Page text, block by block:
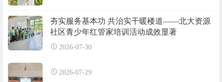
夯实服务基本功 共治实干暖楼道——北大资源
社区青少年红管家培训活动成效显著
2026-07-30
2026-07-29